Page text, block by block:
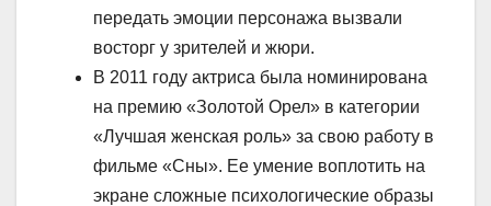
передать эмоции персонажа вызвали
восторг у зрителей и жюри.
В 2011 году актриса была номинирована
на премию «Золотой Орел» в категории
«Лучшая женская роль» за свою работу в
фильме «Сны». Ее умение воплотить на
экране сложные психологические образы